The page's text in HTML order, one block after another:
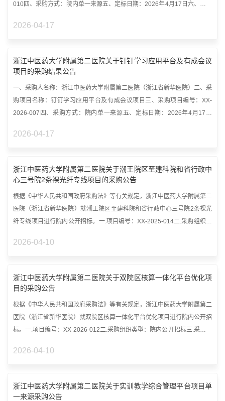
010四、采购方式：院内单一来源五、定标日期：2026年4月17日六、中标
2026-04-17
浙江中医药大学附属第二医院关于钉钉学习应用平台及有成会议
项目的采购结果公告
一、采购人名称：浙江中医药大学附属第二医院（浙江省新华医院）二、采
购项目名称：钉钉学习应用平台及有成会议项目三、采购项目编号：XX-
2026-007四、采购方式：院内单一来源五、定标日期：2026年4月17日
2026-04-17
浙江中医药大学附属第二医院关于潮王院区至建科院和省行政中
心三号院2条裸光纤专线项目的采购公告
根据《中华人民共和国政府采购法》等有关规定，浙江中医药大学附属第二
医院（浙江省新华医院）就潮王院区至建科院和省行政中心三号院2条裸光
纤专线项目进行院内公开招标。一.项目编号：XX-2025-014二.采购组织类
2026-04-10
浙江中医药大学附属第二医院关于双院区核算一体化平台优化项
目的采购公告
根据《中华人民共和国政府采购法》等有关规定，浙江中医药大学附属第二
医院（浙江省新华医院）就双院区核算一体化平台优化项目进行院内公开招
标。一.项目编号：XX-2026-012二.采购组织类型：院内公开招标三.采购项
2026-04-10
浙江中医药大学附属第二医院关于实训教学综合管理平台项目单
一来源采购公告